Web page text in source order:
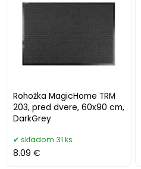
Rohožka MagicHome TRM
203, pred dvere, 60x90 cm,
DarkGrey
skladom 31 ks
8.09 €